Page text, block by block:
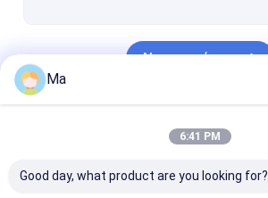
Να συνεχίσει
Ma
6:41 PM
Good day, what product are you looking for?